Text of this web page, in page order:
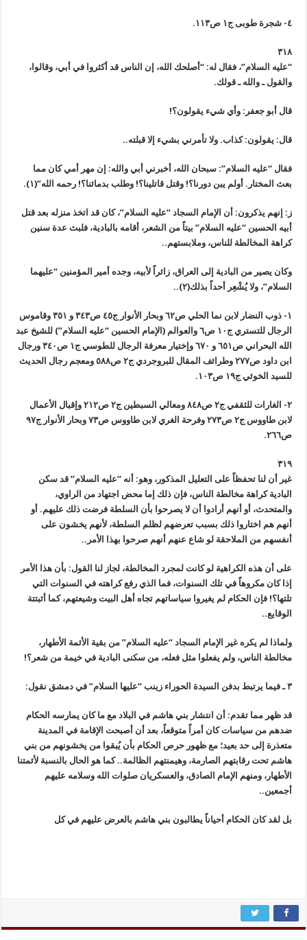
٤- شجرة طوبى ج١ ص١١٣.
٣١٨
“عليه السلام”، فقال له: “أصلحك الله، إن الناس قد أكثروا في أبي، وقالوا،
والقول ـ والله ـ قولك.
قال أبو جعفر: وأي شيء يقولون؟!
قال: يقولون: كذاب. ولا تأمرني بشيء إلا قبلته..
فقال “عليه السلام”: سبحان الله، أخبرني أبي والله: إن مهر أمي كان مما
بعث المختار. أولم يبن دورنا؟! وقتل قاتلينا؟! وطلب بدمائنا؟! رحمه الله”(١).
ز: إنهم يذكرون: أن الإمام السجاد “عليه السلام”، كان قد اتخذ منزله بعد قتل
أبيه الحسين “عليه السلام” بيتاً من الشعر، أقامه بالبادية، فلبث عدة سنين
كراهة المخالطة للناس، وملابستهم..
وكان يصير من البادية إلى العراق، زائراً لأبيه، وجده أمير المؤمنين “عليهما
السلام”، ولا يُشْعِر أحداً بذلك(٢)..
١- ذوب النضار لابن نما الحلي ص٦٢ وبحار الأنوار ج٤٥ ص٣٤٣ و ٣٥١ وقاموس
الرجال للتستري ج١٠ ص٦ والعوالم (الإمام الحسين “عليه السلام”) للشيخ عبد
الله البحراني ص٦٥١ و ٦٧٠ وإختيار معرفة الرجال للطوسي ج١ ص٣٤٠ ورجال
ابن داود ص٢٧٧ وطرائف المقال للبروجردي ج٢ ص٥٨٨ ومعجم رجال الحديث
للسيد الخوئي ج١٩ ص١٠٣.
٢- الغارات للثقفي ج٢ ص٨٤٨ ومعالي السبطين ج٢ ص٢١٢ وإقبال الأعمال
لابن طاووس ج٢ ص٢٧٣ وفرحة الغري لابن طاووس ص٧٣ وبحار الأنوار ج٩٧
ص٢٦٦.
٣١٩
غير أن لنا تحفظاً على التعليل المذكور، وهو: أنه “عليه السلام” قد سكن
البادية كراهة مخالطة الناس، فإن ذلك إما محض اجتهاد من الراوي،
والمتحدث، أو أنهم أرادوا أن لا يصرحوا بأن السلطة فرضت ذلك عليهم. أو
أنهم هم اختاروا ذلك بسبب تعرضهم لظلم السلطة، لأنهم يخشون على
أنفسهم من الملاحقة لو شاع عنهم أنهم صرحوا بهذا الأمر..
على أن هذه الكراهية لو كانت لمجرد المخالطة، لجاز لنا القول: بأن هذا الأمر
إذا كان مكروهاً في تلك السنوات، فما الذي رفع كراهته في السنوات التي
تلتها؟! فإن الحكام لم يغيروا سياساتهم تجاه أهل البيت وشيعتهم، كما أثبتتة
الوقايع..
ولماذا لم يكره غير الإمام السجاد “عليه السلام” من بقية الأئمة الأطهار،
مخالطة الناس، ولم يفعلوا مثل فعله، من سكنى البادية في خيمة من شعر؟!
٣ ـ فيما يرتبط بدفن السيدة الحوراء زينب “عليها السلام” في دمشق نقول:
قد ظهر مما تقدم: أن انتشار بني هاشم في البلاد مع ما كان يمارسه الحكام
ضدهم من سياسات كان أمراً متوقعاً، بعد أن أصبحت الإقامة في المدينة
متعذرة إلى حد بعيد؛ مع ظهور حرص الحكام بأن يُبقوا من يخشونهم من بني
هاشم تحت رقابتهم الصارمة، وهيمنتهم الظالمة.. كما هو الحال بالنسبة لأئمتنا
الأطهار، ومنهم الإمام الصادق، والعسكريان صلوات الله وسلامه عليهم
أجمعين..
بل لقد كان الحكام أحياناً يطالبون بني هاشم بالعرض عليهم في كل